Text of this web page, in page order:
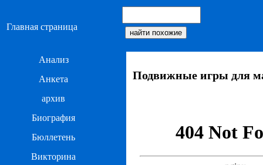
Главная страница
Анализ
Анкета
архив
Биография
Бюллетень
Викторина
Подвижные игры для